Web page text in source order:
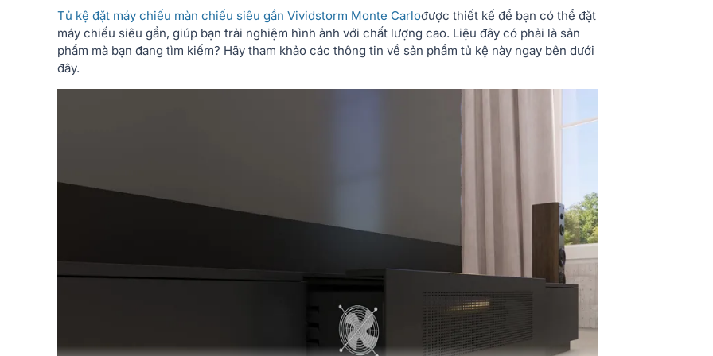
Tủ kệ đặt máy chiếu màn chiếu siêu gần Vividstorm Monte Carlođược thiết kế để bạn có thể đặt
máy chiếu siêu gần, giúp bạn trải nghiệm hình ảnh với chất lượng cao. Liệu đây có phải là sản
phẩm mà bạn đang tìm kiếm? Hãy tham khảo các thông tin về sản phẩm tủ kệ này ngay bên dưới
đây.